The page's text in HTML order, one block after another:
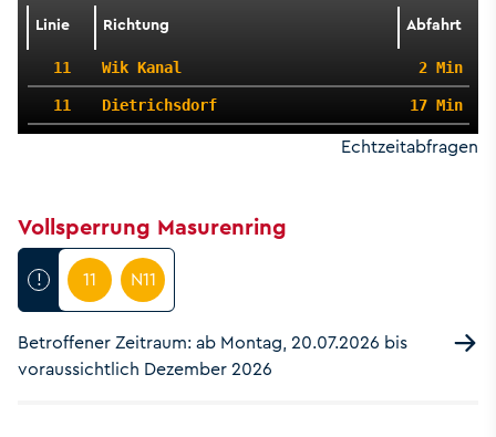
Echtzeitabfragen
Linie Richtung Abfahrt
11 Wik Kanal 2 Min
11 Dietrichsdorf 17 Min
Vollsperrung Masurenring
! 11 N11
Betroffener Zeitraum: ab Montag, 20.07.2026 bis
voraussichtlich Dezember 2026